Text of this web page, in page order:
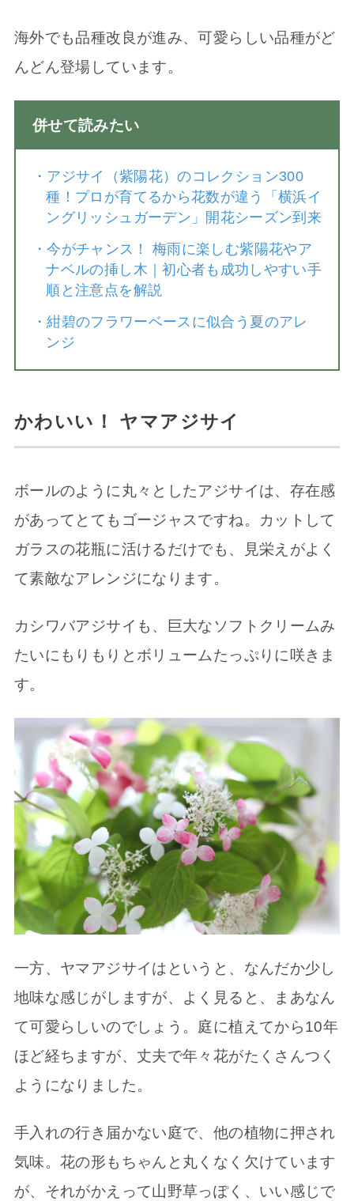
海外でも品種改良が進み、可愛らしい品種がど
んどん登場しています。
併せて読みたい
・ アジサイ（紫陽花）のコレクション300
種！プロが育てるから花数が違う「横浜イ
ングリッシュガーデン」開花シーズン到来
・今がチャンス！ 梅雨に楽しむ紫陽花やア
ナベルの挿し木｜初心者も成功しやすい手
順と注意点を解説
・紺碧のフラワーベースに似合う夏のアレ
ンジ
かわいい！ ヤマアジサイ
ボールのように丸々としたアジサイは、存在感
があってとてもゴージャスですね。カットして
ガラスの花瓶に活けるだけでも、見栄えがよく
て素敵なアレンジになります。
カシワバアジサイも、巨大なソフトクリームみ
たいにもりもりとボリュームたっぷりに咲きま
す。
一方、ヤマアジサイはというと、なんだか少し
地味な感じがしますが、よく見ると、まあなん
て可愛らしいのでしょう。庭に植えてから10年
ほど経ちますが、丈夫で年々花がたくさんつく
ようになりました。
手入れの行き届かない庭で、他の植物に押され
気味。花の形もちゃんと丸くなく欠けています
が、それがかえって山野草っぽく、いい感じで